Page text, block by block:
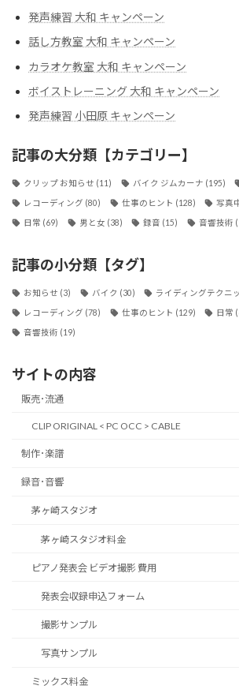
発声練習 大和 キャンペーン
話し方教室 大和 キャンペーン
カラオケ教室 大和 キャンペーン
ボイストレーニング 大和 キャンペーン
発声練習 小田原 キャンペーン
記事の大分類【カテゴリー】
クリップ お知らせ (11) バイク ジムカーナ (195)
レコーディング (80) 仕事のヒント (128) 写真
日常 (69) 男と女 (38) 録音 (15) 音響技術
記事の小分類【タグ】
お知らせ (3) バイク (30) ライディングテクニ
レコーディング (78) 仕事のヒント (129) 日常
音響技術 (19)
サイトの内容
販売･流通
CLIP ORIGINAL < PC OCC > CABLE
制作･楽譜
録音･音響
茅ヶ崎スタジオ
茅ヶ崎スタジオ料金
ピアノ発表会 ビデオ撮影 費用
発表会収録申込フォーム
撮影サンプル
写真サンプル
ミックス料金